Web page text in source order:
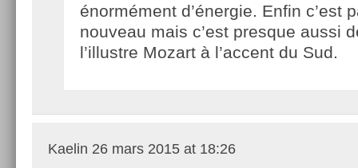
énormément d’énergie. Enfin c’est
nouveau mais c’est presque aussi
l’illustre Mozart à l’accent du Sud.
Kaelin 26 mars 2015 at 18:26